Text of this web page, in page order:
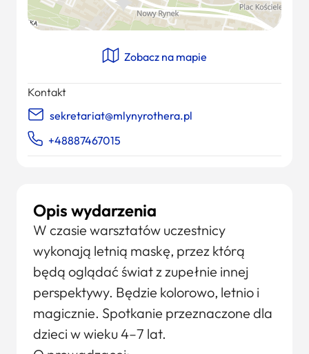
Opis wydarzenia
W czasie warsztatów uczestnicy
wykonają letnią maskę, przez którą
będą oglądać świat z zupełnie innej
perspektywy. Będzie kolorowo, letnio i
magicznie. Spotkanie przeznaczone dla
dzieci w wieku 4–7 lat.
Zobacz na mapie
Kontakt
sekretariat@mlynyrothera.pl
+48887467015